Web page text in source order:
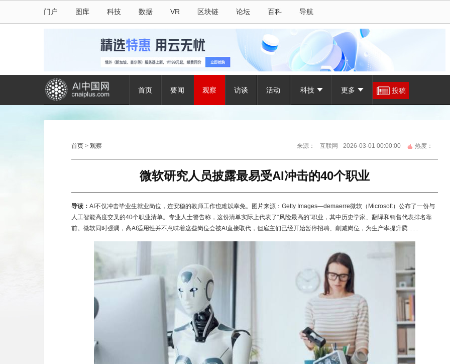
门户 图库 科技 数据 VR 区块链 论坛 百科 导航
首页 要闻 观察 访谈 活动 科技 更多 投稿
首页 > 观察 来源： 互联网 2026-03-01 00:00:00 热度：
微软研究人员披露最易受AI冲击的40个职业
导读： AI不仅冲击毕业生就业岗位，连安稳的教师工作也难以幸免。图片来源：Getty Images—demaerre微软（Microsoft）公布了一份与
人工智能高度交叉的40个职业清单。专业人士警告称，这份清单实际上代表了“风险最高的”职业，其中历史学家、翻译和销售代表排名靠
前。微软同时强调，高AI适用性并不意味着这些岗位会被AI直接取代，但雇主们已经开始暂停招聘、削减岗位，为生产率提升腾 ......